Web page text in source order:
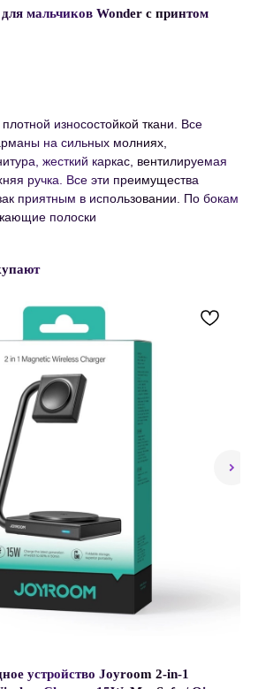
мальчиков Wonder с принтом
износостойкой ткани. Все
на сильных молниях,
жесткий каркас, вентилируемая
ручка. Все эти преимущества
приятным в использовании. По бокам
полоски
устройство Joyroom 2-in-1